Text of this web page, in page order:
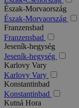
Észak-Morvaország
Észak-Morvaország
Franzensbad
Franzensbad
Jeseník-hegység
Jeseník-hegység
Karlovy Vary
Karlovy Vary
Konstantinbad
Konstantinbad
Kutná Hora